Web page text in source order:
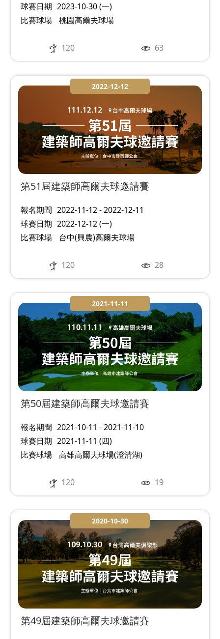
球賽日期 2023-10-30 (一)
比賽球場
桃園高爾夫球場
120 63
2022-12-12
第51屆建築師高爾夫球邀請賽
報名期間 2022-11-12 - 2022-12-11
球賽日期 2022-12-12 (一)
比賽球場
台中(興農)高爾夫球場
120 28
2021-11-11
第50屆建築師高爾夫球邀請賽
報名期間 2021-10-11 - 2021-11-10
球賽日期 2021-11-11 (四)
比賽球場
高雄高爾夫球場(澄清湖)
120 19
2020-10-30
第49屆建築師高爾夫球邀請賽